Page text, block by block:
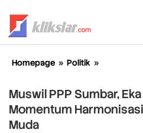
konten
Homepage » Politik »
Sumbar,
Eka
Vidya
Muswil PPP Sumbar,
Momentum
Muda